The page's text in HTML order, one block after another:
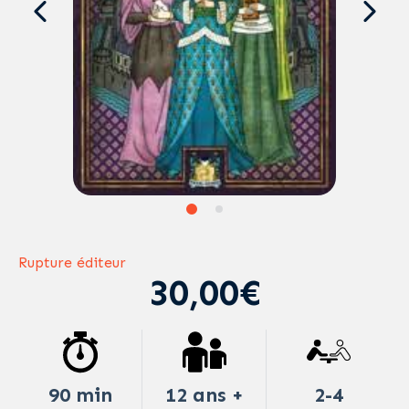
Rupture éditeur
30,00€
90 min 12 ans + 2-4